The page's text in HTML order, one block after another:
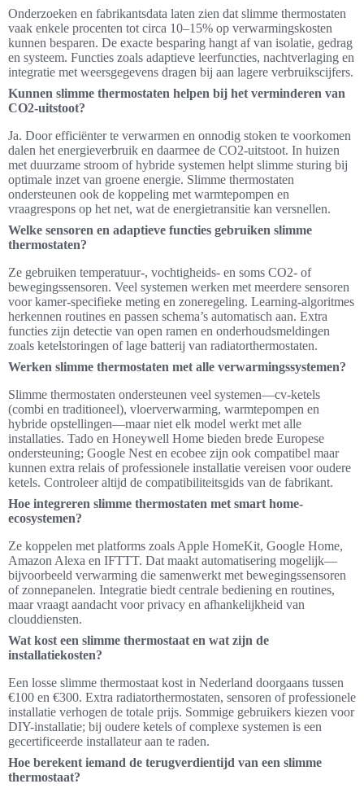
Onderzoeken en fabrikantsdata laten zien dat slimme thermostaten
vaak enkele procenten tot circa 10–15% op verwarmingskosten
kunnen besparen. De exacte besparing hangt af van isolatie, gedrag
en systeem. Functies zoals adaptieve leerfuncties, nachtverlaging en
integratie met weersgegevens dragen bij aan lagere verbruikscijfers.
Kunnen slimme thermostaten helpen bij het verminderen van
CO2-uitstoot?
Ja. Door efficiënter te verwarmen en onnodig stoken te voorkomen
dalen het energieverbruik en daarmee de CO2-uitstoot. In huizen
met duurzame stroom of hybride systemen helpt slimme sturing bij
optimale inzet van groene energie. Slimme thermostaten
ondersteunen ook de koppeling met warmtepompen en
vraagrespons op het net, wat de energietransitie kan versnellen.
Welke sensoren en adaptieve functies gebruiken slimme
thermostaten?
Ze gebruiken temperatuur-, vochtigheids- en soms CO2- of
bewegingssensoren. Veel systemen werken met meerdere sensoren
voor kamer-specifieke meting en zoneregeling. Learning-algoritmes
herkennen routines en passen schema’s automatisch aan. Extra
functies zijn detectie van open ramen en onderhoudsmeldingen
zoals ketelstoringen of lage batterij van radiatorthermostaten.
Werken slimme thermostaten met alle verwarmingssystemen?
Slimme thermostaten ondersteunen veel systemen—cv-ketels
(combi en traditioneel), vloerverwarming, warmtepompen en
hybride opstellingen—maar niet elk model werkt met alle
installaties. Tado en Honeywell Home bieden brede Europese
ondersteuning; Google Nest en ecobee zijn ook compatibel maar
kunnen extra relais of professionele installatie vereisen voor oudere
ketels. Controleer altijd de compatibiliteitsgids van de fabrikant.
Hoe integreren slimme thermostaten met smart home-
ecosystemen?
Ze koppelen met platforms zoals Apple HomeKit, Google Home,
Amazon Alexa en IFTTT. Dat maakt automatisering mogelijk—
bijvoorbeeld verwarming die samenwerkt met bewegingssensoren
of zonnepanelen. Integratie biedt centrale bediening en routines,
maar vraagt aandacht voor privacy en afhankelijkheid van
clouddiensten.
Wat kost een slimme thermostaat en wat zijn de
installatiekosten?
Een losse slimme thermostaat kost in Nederland doorgaans tussen
€100 en €300. Extra radiatorthermostaten, sensoren of professionele
installatie verhogen de totale prijs. Sommige gebruikers kiezen voor
DIY-installatie; bij oudere ketels of complexe systemen is een
gecertificeerde installateur aan te raden.
Hoe berekent iemand de terugverdientijd van een slimme
thermostaat?